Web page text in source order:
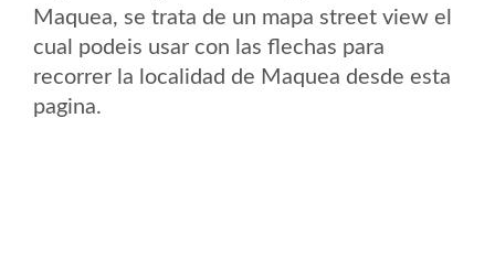
Maquea, se trata de un mapa street view el
cual podeis usar con las flechas para
recorrer la localidad de Maquea desde esta
pagina.